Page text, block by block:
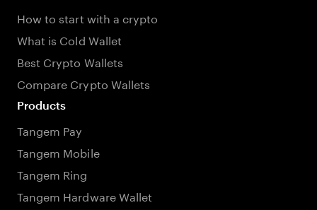
How to start with a crypto
What is Cold Wallet
Best Crypto Wallets
Compare Crypto Wallets
Products
Tangem Pay
Tangem Mobile
Tangem Ring
Tangem Hardware Wallet